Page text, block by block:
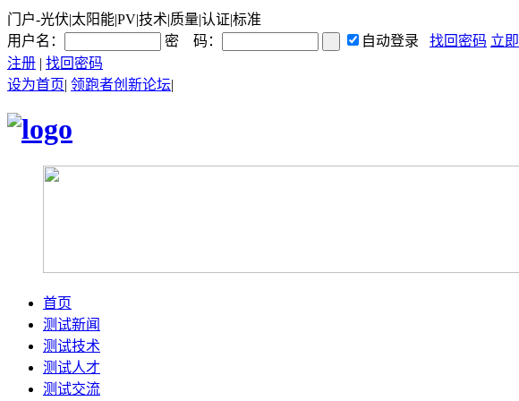
门户-光伏|太阳能|PV|技术|质量|认证|标准
用户名：
密 码： 自动登录 找回密码 立即
注册 | 找回密码
设为首页| 领跑者创新论坛|
首页
测试新闻
测试技术
测试人才
测试交流